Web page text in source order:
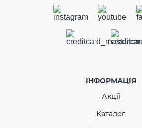
ІНФОРМАЦІЯ
Акції
Каталог